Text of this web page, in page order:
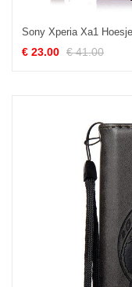
€ 23.00 € 41.00